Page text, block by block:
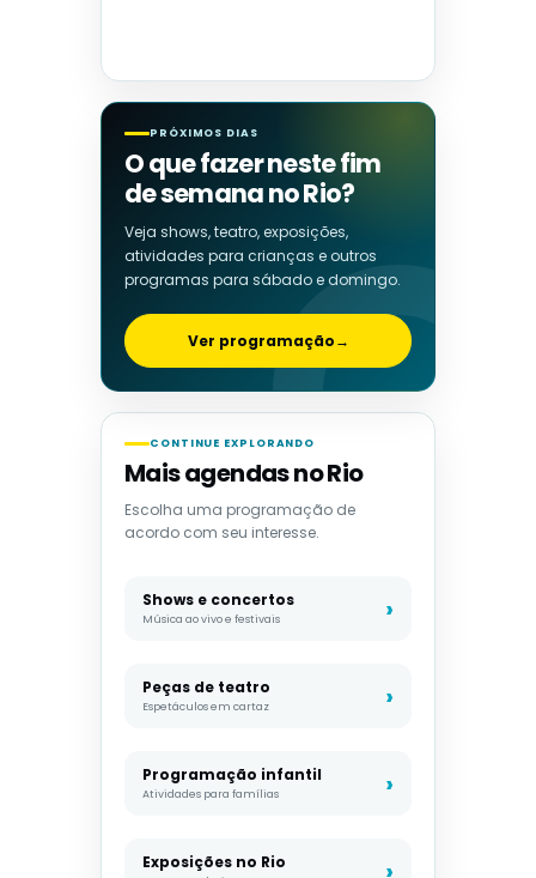
PRÓXIMOS DIAS
O que fazer neste fim
de semana no Rio?
Veja shows, teatro, exposições,
atividades para crianças e outros
programas para sábado e domingo.
Ver programação→
CONTINUE EXPLORANDO
Mais agendas no Rio
Escolha uma programação de
acordo com seu interesse.
Shows e concertos
Música ao vivo e festivais
Peças de teatro
Espetáculos em cartaz
Programação infantil
Atividades para famílias
Exposições no Rio